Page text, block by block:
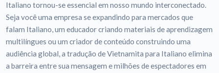
Italiano tornou-se essencial em nosso mundo interconectado.
Seja você uma empresa se expandindo para mercados que
falam Italiano, um educador criando materiais de aprendizagem
multilíngues ou um criador de conteúdo construindo uma
audiência global, a tradução de Vietnamita para Italiano elimina
a barreira entre sua mensagem e milhões de espectadores em